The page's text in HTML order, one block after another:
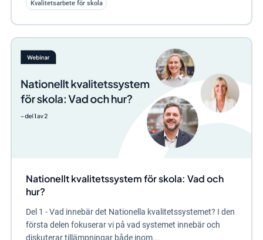
Kvalitetsarbete för skola
Nationellt kvalitetssystem för skola: Vad och
hur?
Del 1 - Vad innebär det Nationella kvalitetssystemet? I den
första delen fokuserar vi på vad systemet innebär och
diskuterar tillämpningar både inom...